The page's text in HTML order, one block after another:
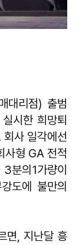
대리점) 출범
시한 희망퇴
사 일각에선
사형 GA 전적
분의1가량이
도에 불만의
면, 지난달 흥